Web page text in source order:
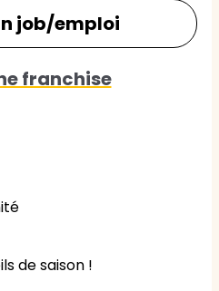
de saison !
job/emploi
franchise